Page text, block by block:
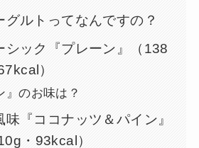
グルトってなんですの？
シック『プレーン』（138
）
』のお味は？
味『ココナッツ＆パイン』
・93kcal）